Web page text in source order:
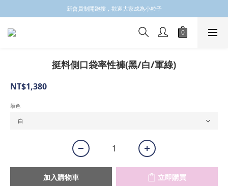
✩✩✩新會員註冊會員email 領取$100購物金✩✩✩
新會員制開跑摟，歡迎大家成為小粒子
✩✩✩新會員註冊會員email 領取$100購物金✩✩✩
挺料側口袋率性褲(黑/白/軍綠)
NT$1,380
顏色
加入購物車 立即購買